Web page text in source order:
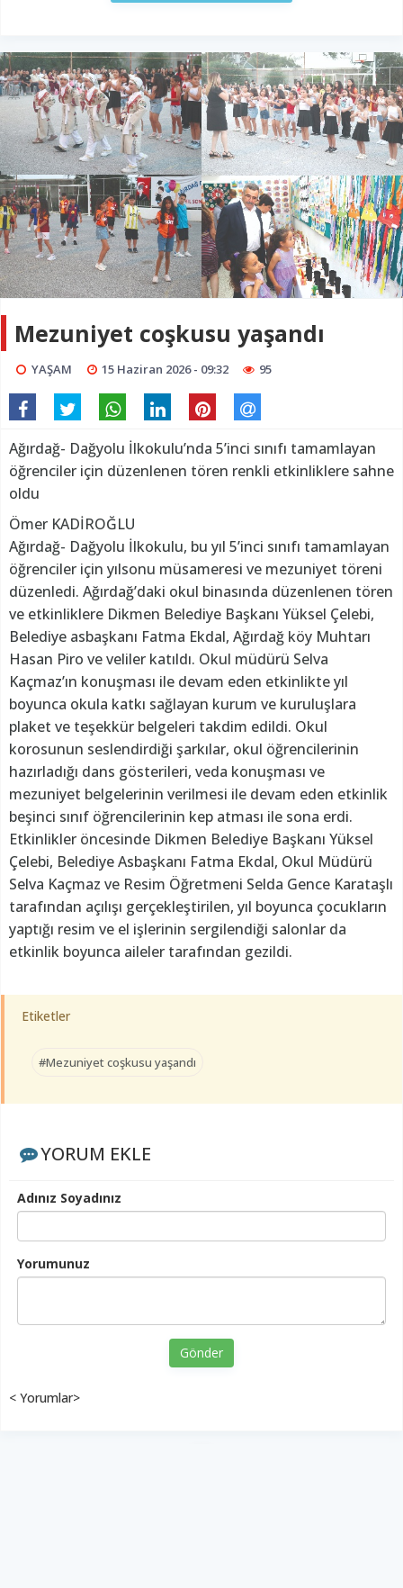
Mezuniyet coşkusu yaşandı
YAŞAM 15 Haziran 2026 - 09:32 95
Ağırdağ- Dağyolu İlkokulu’nda 5’inci sınıfı tamamlayan
öğrenciler için düzenlenen tören renkli etkinliklere sahne
oldu
Ömer KADİROĞLU
Ağırdağ- Dağyolu İlkokulu, bu yıl 5’inci sınıfı tamamlayan
öğrenciler için yılsonu müsameresi ve mezuniyet töreni
düzenledi. Ağırdağ’daki okul binasında düzenlenen tören
ve etkinliklere Dikmen Belediye Başkanı Yüksel Çelebi,
Belediye asbaşkanı Fatma Ekdal, Ağırdağ köy Muhtarı
Hasan Piro ve veliler katıldı. Okul müdürü Selva
Kaçmaz’ın konuşması ile devam eden etkinlikte yıl
boyunca okula katkı sağlayan kurum ve kuruluşlara
plaket ve teşekkür belgeleri takdim edildi. Okul
korosunun seslendirdiği şarkılar, okul öğrencilerinin
hazırladığı dans gösterileri, veda konuşması ve
mezuniyet belgelerinin verilmesi ile devam eden etkinlik
beşinci sınıf öğrencilerinin kep atması ile sona erdi.
Etkinlikler öncesinde Dikmen Belediye Başkanı Yüksel
Çelebi, Belediye Asbaşkanı Fatma Ekdal, Okul Müdürü
Selva Kaçmaz ve Resim Öğretmeni Selda Gence Karataşlı
tarafından açılışı gerçekleştirilen, yıl boyunca çocukların
yaptığı resim ve el işlerinin sergilendiği salonlar da
etkinlik boyunca aileler tarafından gezildi.
Etiketler
#Mezuniyet coşkusu yaşandı
YORUM EKLE
Adınız Soyadınız
Yorumunuz
Gönder
< Yorumlar>